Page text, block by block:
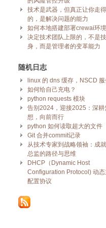
技术是武器，但真正让你走
的，是解决问题的能力
如何本地搭建部署crewai环
决定技术团队上限的，不是
身，而是管理者的变革能力
随机日志
linux 的 dns 缓存，NSCD 服
如何给自己充电？
python requests 模块
告别2024，迎接2025：深耕
想，向前而行
python 如何读取超大的文件
Git 合并commit记录
从技术专家到战略领袖：成
总监的路径与思维
DHCP（Dynamic Host
Configuration Protocol) 动
配置协议